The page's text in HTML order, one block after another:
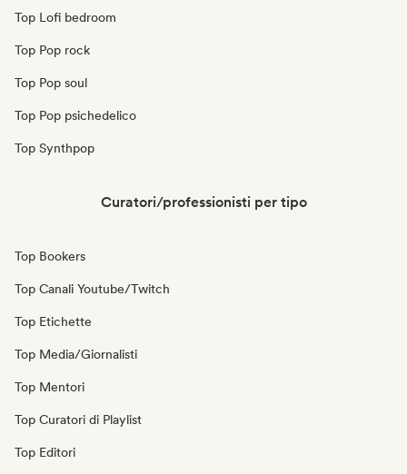
Top Lofi bedroom
Top Pop rock
Top Pop soul
Top Pop psichedelico
Top Synthpop
Curatori/professionisti per tipo
Top Bookers
Top Canali Youtube/Twitch
Top Etichette
Top Media/Giornalisti
Top Mentori
Top Curatori di Playlist
Top Editori